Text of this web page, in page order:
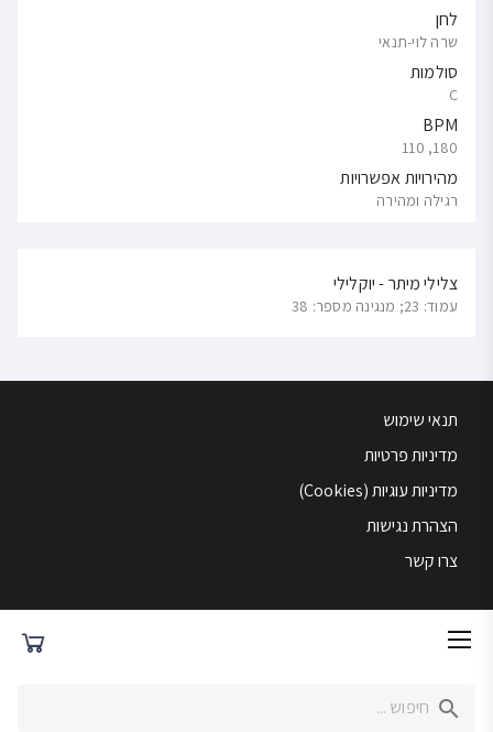
לחן
שרה לוי-תנאי
סולמות
C
BPM
180, 110
מהירויות אפשרויות
רגילה ומהירה
צלילי מיתר - יוקלילי
עמוד: 23; מנגינה מספר: 38
תנאי שימוש
מדיניות פרטיות
מדיניות עוגיות (Cookies)
הצהרת נגישות
צרו קשר